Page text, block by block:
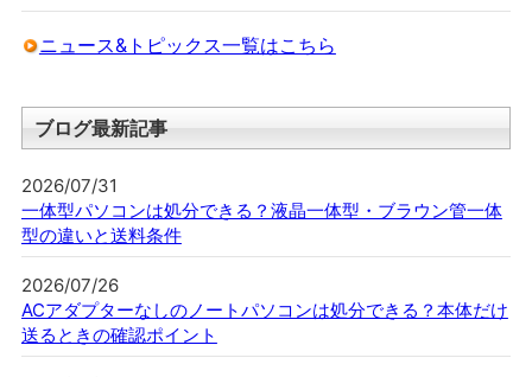
ニュース&トピックス一覧はこちら
ブログ最新記事
2026/07/31
一体型パソコンは処分できる？液晶一体型・ブラウン管一体
型の違いと送料条件
2026/07/26
ACアダプターなしのノートパソコンは処分できる？本体だけ
送るときの確認ポイント